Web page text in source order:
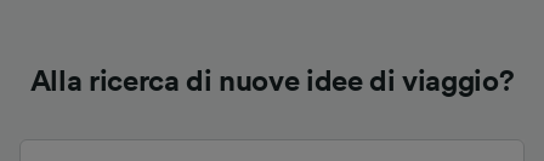
Alla ricerca di nuove idee di viaggio?